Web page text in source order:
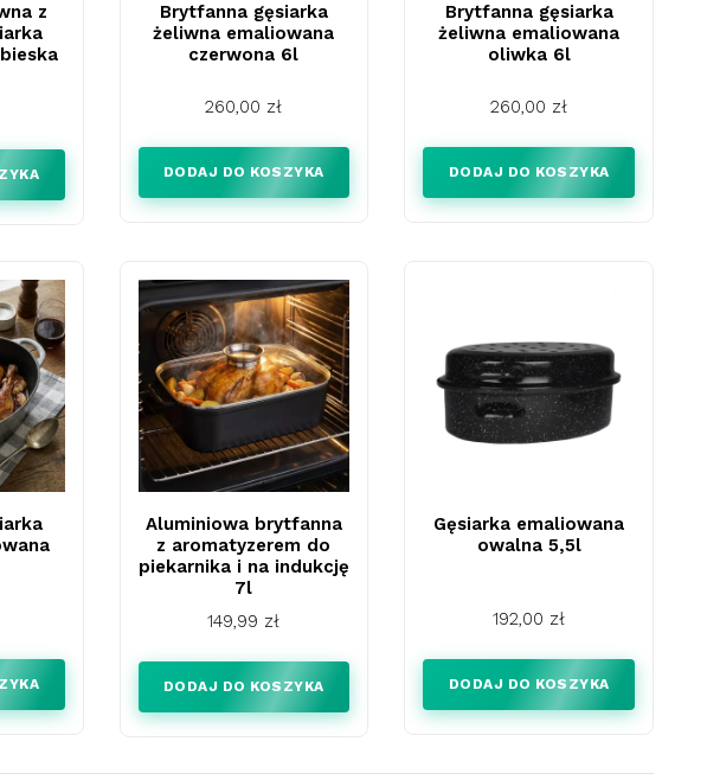
z
Brytfanna gęsiarka
żeliwna emaliowana
czerwona 6l
Cena
260,00 zł
DODAJ DO KOSZYKA
Brytfanna gęsiarka
żeliwna emaliowana
oliwka 6l
Cena
260,00 zł
DODAJ DO KOSZYKA
Aluminiowa brytfanna
z aromatyzerem do
piekarnika i na indukcję
7l
Cena
149,99 zł
DODAJ DO KOSZYKA
Gęsiarka emaliowana
owalna 5,5l
Cena
192,00 zł
DODAJ DO KOSZYKA